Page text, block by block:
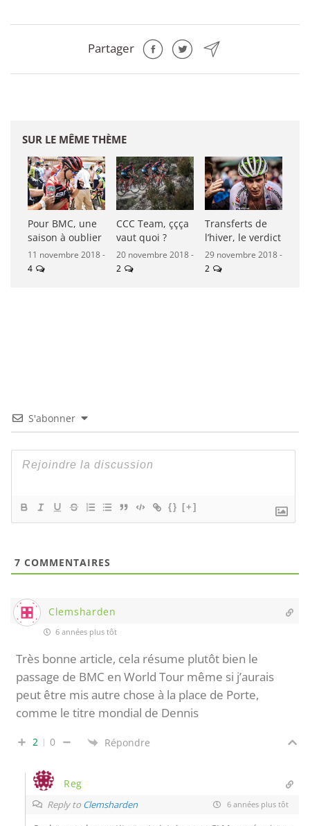
Partager
SUR LE MÊME THÈME
Pour BMC, une
saison à oublier
11 novembre 2018 -
4
CCC Team, ççça
vaut quoi ?
20 novembre 2018 -
2
Transferts de
l’hiver, le verdict
29 novembre 2018 -
2
S'abonner
{} [+]
7 COMMENTAIRES
Clemsharden
6 années plus tôt
Très bonne article, cela résume plutôt bien le
passage de BMC en World Tour même si j’aurais
peut être mis autre chose à la place de Porte,
comme le titre mondial de Dennis
2 0 Répondre
Reg
Reply to Clemsharden 6 années plus tôt